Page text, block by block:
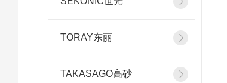
TORAY东丽
TAKASAGO高砂